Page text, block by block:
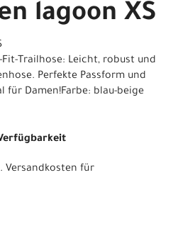
lagoon XS
Trailhose: Leicht, robust und
Perfekte Passform und
für Damen!Farbe: blau-beige
Versandkosten für